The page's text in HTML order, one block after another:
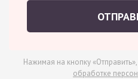
Нажимая на кнопку
обработке